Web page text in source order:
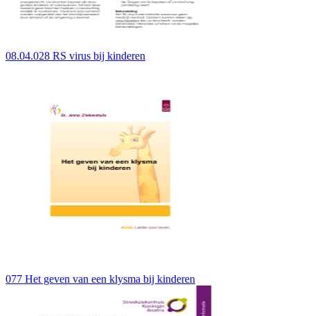
08.04.028 RS virus bij kinderen
077 Het geven van een klysma bij kinderen